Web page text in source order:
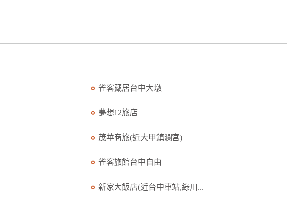
雀客藏居台中大墩
夢想12旅店
茂華商旅(近大甲鎮瀾宮)
雀客旅館台中自由
新家大飯店(近台中車站,綠川...